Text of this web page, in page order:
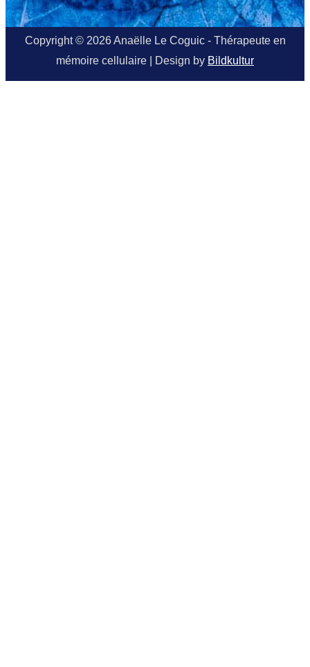
Copyright © 2026 Anaëlle Le Coguic - Thérapeute en
mémoire cellulaire | Design by Bildkultur